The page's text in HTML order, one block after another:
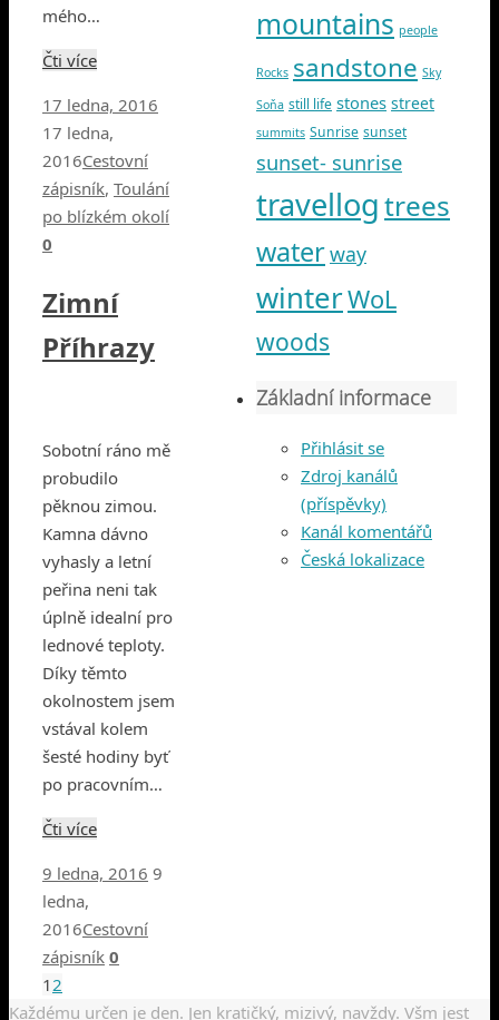
mého…
Čti více
17 ledna, 2016
17 ledna,
2016Cestovní
zápisník, Toulání
po blízkém okolí
0
Zimní
Příhrazy
Sobotní ráno mě
probudilo
pěknou zimou.
Kamna dávno
vyhasly a letní
peřina neni tak
úplně idealní pro
lednové teploty.
Díky těmto
okolnostem jsem
vstával kolem
šesté hodiny byť
po pracovním…
Čti více
9 ledna, 2016 9
ledna,
2016Cestovní
zápisník 0
1 2
mountains people
Rocks sandstone Sky
Soňa still life stones street
summits Sunrise sunset
sunset- sunrise
travellogtrees
waterway
winterWoL
woods
Základní informace
Přihlásit se
Zdroj kanálů
(příspěvky)
Kanál komentářů
Česká lokalizace
Každému určen je den. Jen kratičký, mizivý, navždy. Všm jest